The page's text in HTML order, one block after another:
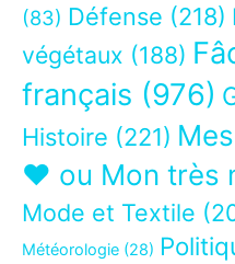
(83) Défense (218)
végétaux (188)
français (976)
Histoire (221)
❤ ou Mon très
Mode et Textile
Météorologie (28)